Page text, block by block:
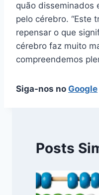
quão disseminados
pelo cérebro. “Este
repensar o que
cérebro faz muito
compreendemos
Siga-nos no Google
Posts